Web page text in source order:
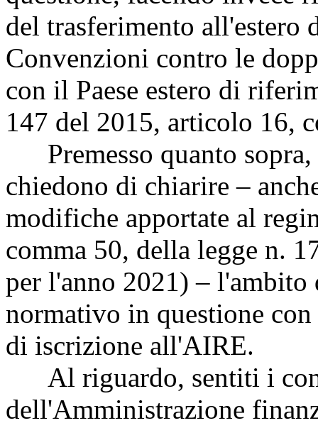
del trasferimento all'estero
Convenzioni contro le
con il Paese estero di
147 del 2015, articolo 16,
Premesso quanto
chiedono di chiarire –
modifiche apportate al
comma 50, della legge n.
per l'anno 2021) –
normativo in questione
di iscrizione all'AIRE.
Al riguardo, sentiti i
dell'Amministrazione